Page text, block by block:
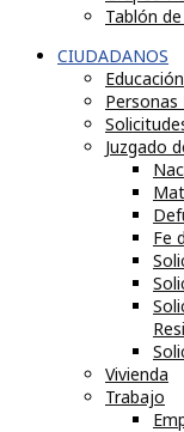
Tablón
CIUDADANOS
Educación
Juzgado
Fe
Vivienda
Trabajo